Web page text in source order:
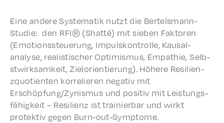
Eine andere System­atik nutzt die Bertels­mann-
Studie: den RFI® (Shat­té) mit sieben Faktoren
(Emotion­ss­teuerung, Impul­skon­trolle, Kausal­
analyse, real­is­tis­ch­er Opti­mis­mus, Empathie, Selb­
st­wirk­samkeit, Zielo­ri­en­tierung). Höhere Resilien­
zquo­tien­ten korre­lieren nega­tiv mit
Erschöpfung/Zynismus und posi­tiv mit Leis­tungs­
fähigkeit – Resilienz ist trainier­bar und wirkt
protek­tiv gegen Burn-out-Symptome.